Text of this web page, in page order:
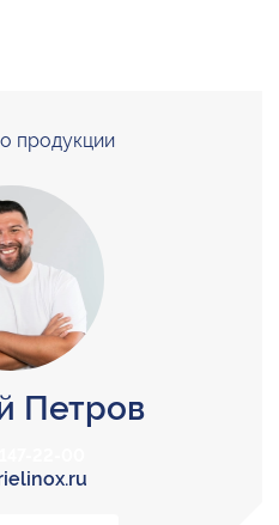
продукции
Петров